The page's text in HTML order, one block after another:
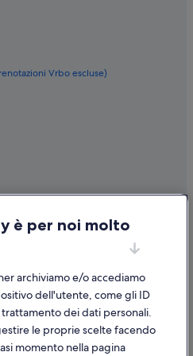
Vrbo escluse)
dei contenuti
è per noi molto
archiviamo e/o accediamo
dell'utente, come gli ID
dei dati personali.
le proprie scelte facendo
momento nella pagina